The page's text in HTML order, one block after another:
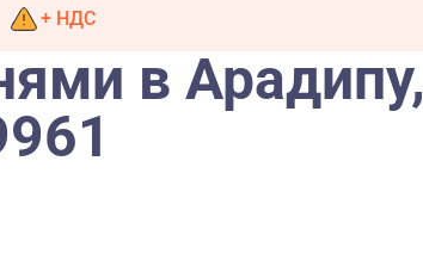
+ НДС
в Арадипу,